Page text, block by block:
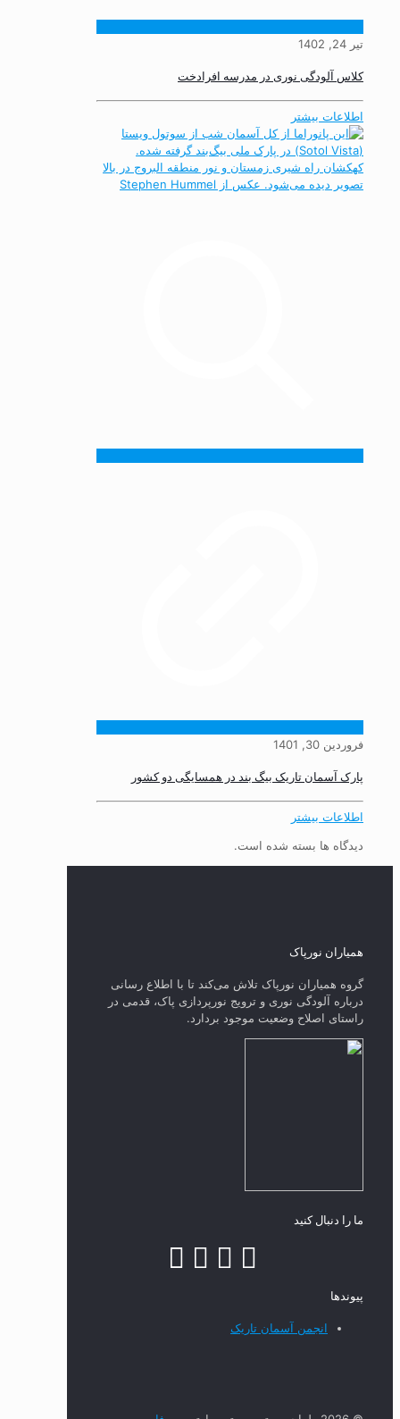
تیر 24, 1402
کلاس آلودگی نوری در مدرسه افرادخت
اطلاعات بیشتر
فروردین 30, 1401
پارک آسمان تاریک بیگ بند در همسایگی دو کشور
اطلاعات بیشتر
دیدگاه ها بسته شده است.
همیاران نورپاک
گروه همیاران نورپاک تلاش می‌کند تا با اطلاع رسانی
درباره آلودگی نوری و ترویج نورپردازی پاک، قدمی در
راستای‌ اصلاح وضعیت موجود بردارد.
ما را دنبال کنید
پیوند‌ها
انجمن آسمان تاریک